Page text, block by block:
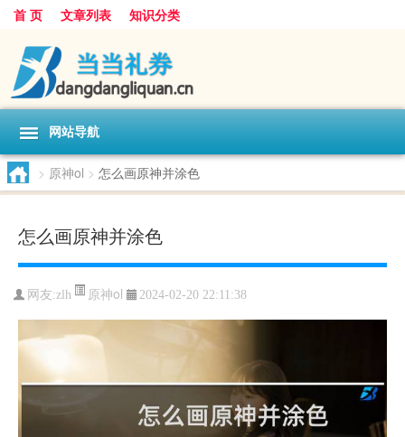
首 页 文章列表 知识分类
网站导航
> 原神ol > 怎么画原神并涂色
怎么画原神并涂色
网友:zlh 原神ol 2024-02-20 22:11:38